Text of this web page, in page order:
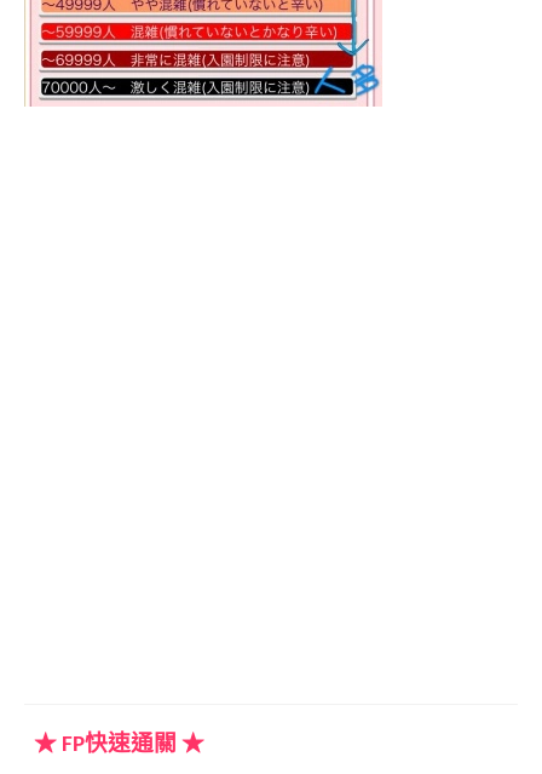
★ FP快速通關 ★